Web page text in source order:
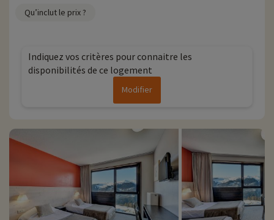
Qu’inclut le prix ?
Indiquez vos critères pour connaitre les
disponibilités de ce logement
Modifier